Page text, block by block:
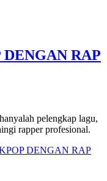
RAP
pelengkap lagu,
rapper profesional.
DENGAN RAP